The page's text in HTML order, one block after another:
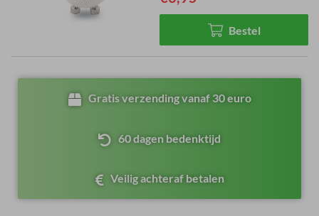
Bestel
Gratis verzending vanaf 30 euro
60 dagen bedenktijd
Veilig achteraf betalen